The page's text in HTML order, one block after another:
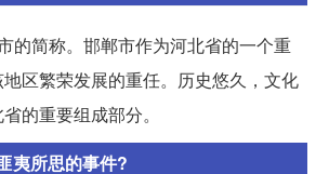
的简称。邯郸市作为河北省的一个重
区繁荣发展的重任。历史悠久，文化
的重要组成部分。
夷所思的事件?